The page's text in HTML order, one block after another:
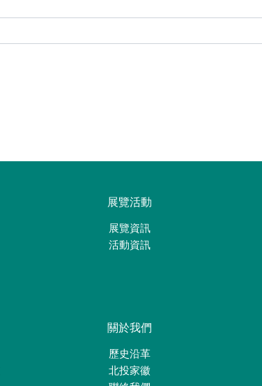
展覽活動
展覽資訊
活動資訊
關於我們
歷史沿革
北投家徽